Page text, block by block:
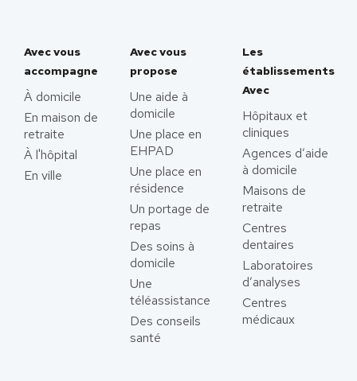
Avec vous
accompagne
À domicile
En maison de
retraite
À l'hôpital
En ville
Avec vous
propose
Une aide à
domicile
Une place en
EHPAD
Une place en
résidence
Un portage de
repas
Des soins à
domicile
Une
téléassistance
Des conseils
santé
Les
établissements
Avec
Hôpitaux et
cliniques
Agences d’aide
à domicile
Maisons de
retraite
Centres
dentaires
Laboratoires
d’analyses
Centres
médicaux